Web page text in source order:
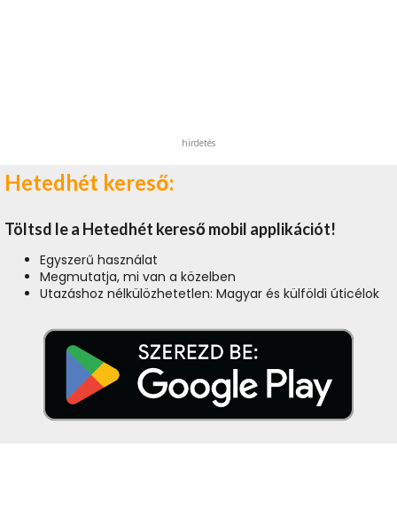
hirdetés
Hetedhét kereső:
Töltsd le a Hetedhét kereső mobil applikációt!
Egyszerű használat
Megmutatja, mi van a közelben
Utazáshoz nélkülözhetetlen: Magyar és külföldi úticélok